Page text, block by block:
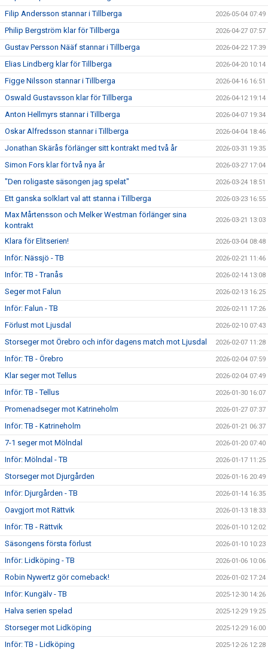
Filip Andersson stannar i Tillberga 2026-05-04 07:49
Philip Bergström klar för Tillberga 2026-04-27 07:57
Gustav Persson Nääf stannar i Tillberga 2026-04-22 17:39
Elias Lindberg klar för Tillberga 2026-04-20 10:14
Figge Nilsson stannar i Tillberga 2026-04-16 16:51
Oswald Gustavsson klar för Tillberga 2026-04-12 19:14
Anton Hellmyrs stannar i Tillberga 2026-04-07 19:34
Oskar Alfredsson stannar i Tillberga 2026-04-04 18:46
Jonathan Skärås förlänger sitt kontrakt med två år 2026-03-31 19:35
Simon Fors klar för två nya år 2026-03-27 17:04
"Den roligaste säsongen jag spelat" 2026-03-24 18:51
Ett ganska solklart val att stanna i Tillberga 2026-03-23 16:55
Max Mårtensson och Melker Westman förlänger sina
kontrakt
2026-03-21 13:03
Klara för Elitserien! 2026-03-04 08:48
Inför: Nässjö - TB 2026-02-21 11:46
Inför: TB - Tranås 2026-02-14 13:08
Seger mot Falun 2026-02-13 16:25
Inför: Falun - TB 2026-02-11 17:26
Förlust mot Ljusdal 2026-02-10 07:43
Storseger mot Örebro och inför dagens match mot Ljusdal 2026-02-07 11:28
Inför: TB - Örebro 2026-02-04 07:59
Klar seger mot Tellus 2026-02-04 07:49
Inför: TB - Tellus 2026-01-30 16:07
Promenadseger mot Katrineholm 2026-01-27 07:37
Inför: TB - Katrineholm 2026-01-21 06:37
7-1 seger mot Mölndal 2026-01-20 07:40
Inför: Mölndal - TB 2026-01-17 11:25
Storseger mot Djurgården 2026-01-16 20:49
Inför: Djurgården - TB 2026-01-14 16:35
Oavgjort mot Rättvik 2026-01-13 18:33
Inför: TB - Rättvik 2026-01-10 12:02
Säsongens första förlust 2026-01-10 10:23
Inför: Lidköping - TB 2026-01-06 10:06
Robin Nywertz gör comeback! 2026-01-02 17:24
Inför: Kungälv - TB 2025-12-30 14:26
Halva serien spelad 2025-12-29 19:25
Storseger mot Lidköping 2025-12-29 16:00
Inför: TB - Lidköping 2025-12-26 12:28